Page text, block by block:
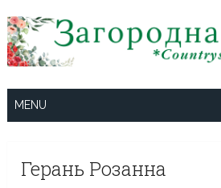
to
content
MENU
Герань Розанна